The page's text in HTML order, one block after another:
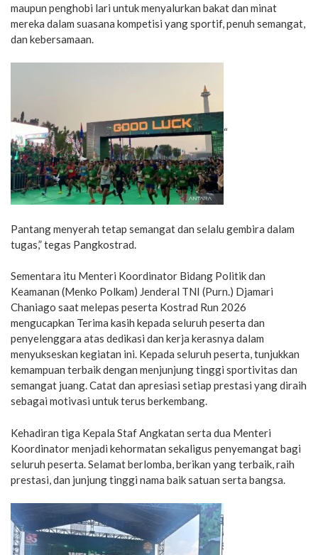
maupun penghobi lari untuk menyalurkan bakat dan minat
mereka dalam suasana kompetisi yang sportif, penuh semangat,
dan kebersamaan.
“
Pantang menyerah tetap semangat dan selalu gembira dalam
tugas,” tegas Pangkostrad.
Sementara itu Menteri Koordinator Bidang Politik dan
Keamanan (Menko Polkam) Jenderal TNI (Purn.) Djamari
Chaniago saat melepas peserta Kostrad Run 2026
mengucapkan Terima kasih kepada seluruh peserta dan
penyelenggara atas dedikasi dan kerja kerasnya dalam
menyukseskan kegiatan ini. Kepada seluruh peserta, tunjukkan
kemampuan terbaik dengan menjunjung tinggi sportivitas dan
semangat juang. Catat dan apresiasi setiap prestasi yang diraih
sebagai motivasi untuk terus berkembang.
Kehadiran tiga Kepala Staf Angkatan serta dua Menteri
Koordinator menjadi kehormatan sekaligus penyemangat bagi
seluruh peserta. Selamat berlomba, berikan yang terbaik, raih
prestasi, dan junjung tinggi nama baik satuan serta bangsa.